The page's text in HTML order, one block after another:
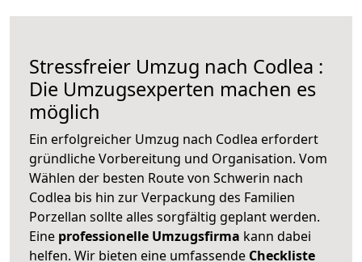
Stressfreier Umzug nach Codlea :
Die Umzugsexperten machen es
möglich
Ein erfolgreicher Umzug nach Codlea erfordert
gründliche Vorbereitung und Organisation. Vom
Wählen der besten Route von Schwerin nach
Codlea bis hin zur Verpackung des Familien
Porzellan sollte alles sorgfältig geplant werden.
Eine professionelle Umzugsfirma kann dabei
helfen. Wir bieten eine umfassende Checkliste